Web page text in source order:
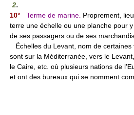
2.
10°
Terme de marine. Proprement,
terre une échelle ou une planche pour
de ses passagers ou de ses
Échelles du Levant, nom de certaines
sont sur la Méditerranée, vers le
le Caire, etc. où plusieurs nations de
et ont des bureaux qui se nomment